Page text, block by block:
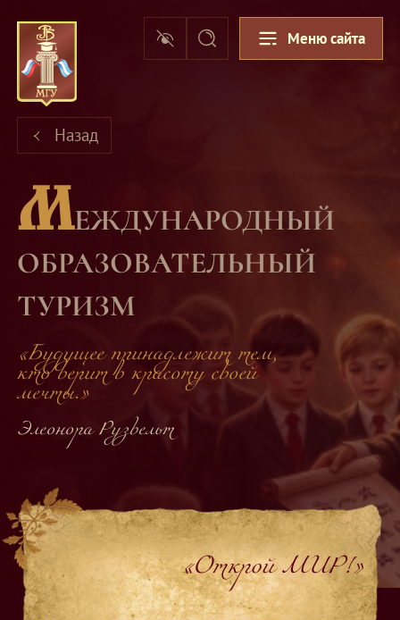
Меню сайта
Назад
МЕЖДУНАРОДНЫЙ
ОБРАЗОВАТЕЛЬНЫЙ
ТУРИЗМ
«Будущее принадлежит тем,
кто верит в красоту своей
мечты.»
Элеонора Рузвельт
«Открой МИР!»